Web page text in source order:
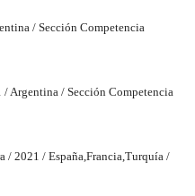
/ Sección Competencia
Argentina / Sección Competencia
/ 2021 / España,Francia,Turquía /